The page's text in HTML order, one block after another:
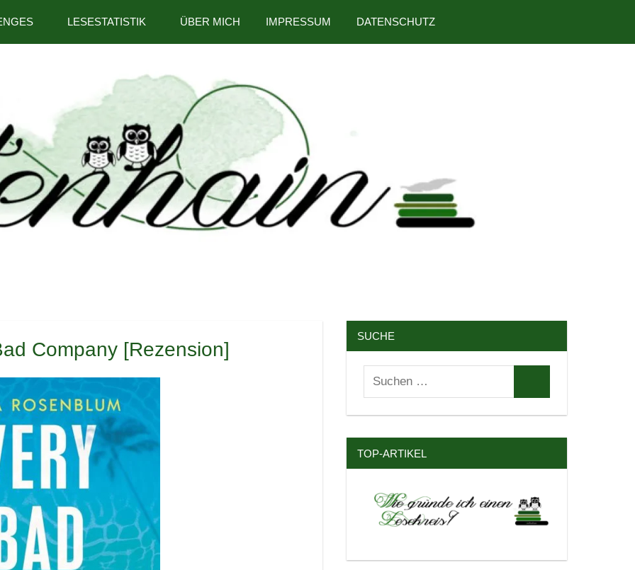
LESESTATISTIK ÜBER MICH IMPRESSUM DATENSCHUTZ
Company [Rezension]
SUCHE
Suchen
nach:
TOP-ARTIKEL